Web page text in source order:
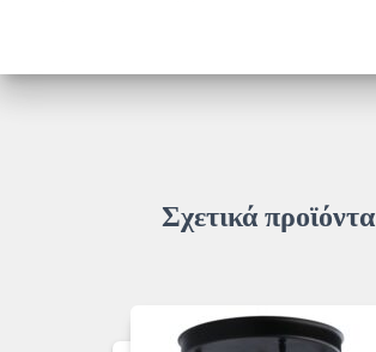
Σχετικά προϊόντα